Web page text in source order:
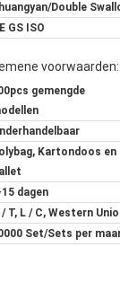
Double
GS ISO
voorwaarden:
gemengde
Kartondoos en
dagen
/ T, L / C, Western
Set/Sets per